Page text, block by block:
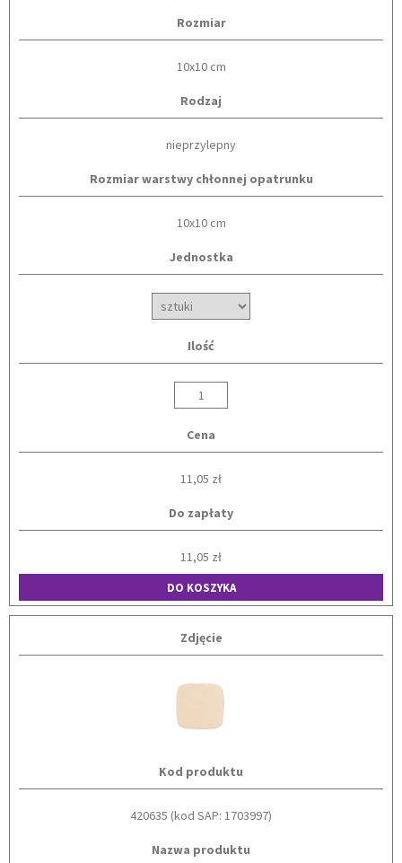
Rozmiar
10x10 cm
Rodzaj
nieprzylepny
Rozmiar warstwy chłonnej opatrunku
10x10 cm
Jednostka
Ilość
Cena
11,05 zł
Do zapłaty
11,05 zł
DO KOSZYKA
Zdjęcie
Kod produktu
420635 (kod SAP: 1703997)
Nazwa produktu